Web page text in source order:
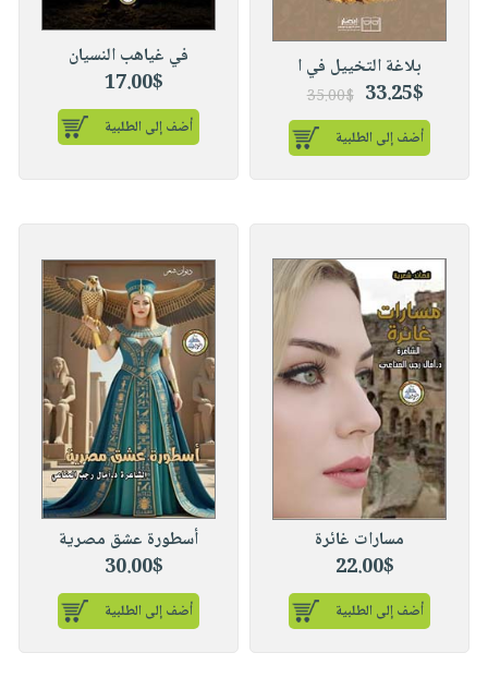
بلاغة التخييل في ا
33.25$
35.00$
أضف إلى الطلبية
في غياهب النسيان
17.00$
أضف إلى الطلبية
مسارات غائرة
22.00$
أضف إلى الطلبية
أسطورة عشق مصرية
30.00$
أضف إلى الطلبية